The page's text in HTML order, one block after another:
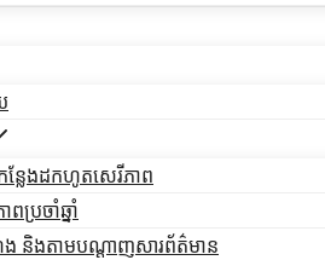
លែងដកហូតសេរីភាព
ប្រចាំឆ្នាំ
តឹង និងតាមបណ្តាញសារព័ត៌មាន